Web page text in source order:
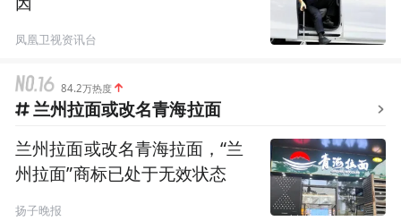
凤凰卫视资讯台
84.2万热度
兰州拉面或改名青海拉面
兰州拉面或改名青海拉面，“兰
州拉面”商标已处于无效状态
扬子晚报